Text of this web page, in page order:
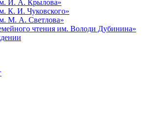
И. А. Крылова»
К. И. Чуковского»
М. А. Светлова»
чтения им. Володи Дубинина»